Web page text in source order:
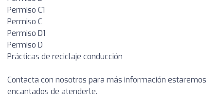
Permiso C1
Permiso C
Permiso D1
Permiso D
Prácticas de reciclaje conducción
Contacta con nosotros para más información estaremos
encantados de atenderle.